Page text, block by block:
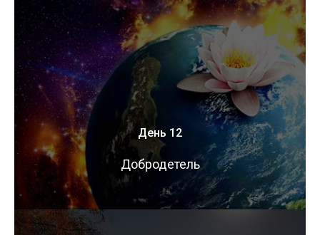
День 12
Добродетель